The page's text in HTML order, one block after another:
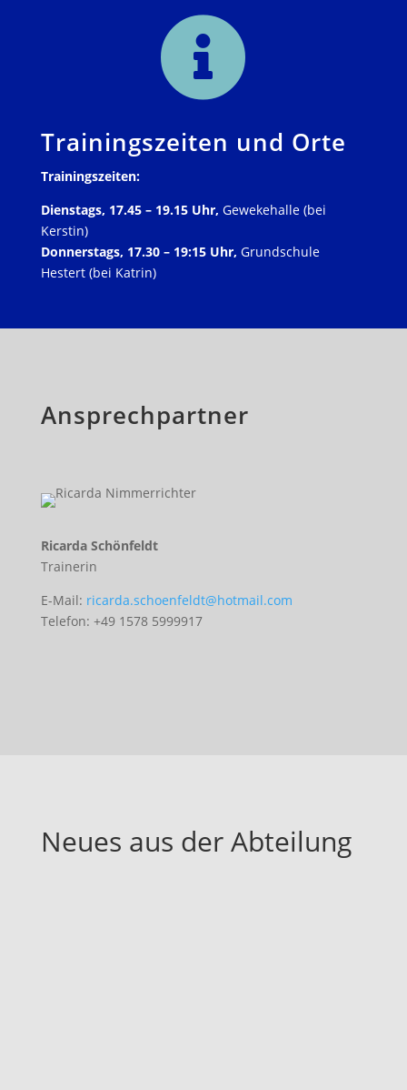

Trainingszeiten und Orte
Trainingszeiten:
Dienstags, 17.45 – 19.15 Uhr, Gewekehalle (bei
Kerstin)
Donnerstags, 17.30 – 19:15 Uhr, Grundschule
Hestert (bei Katrin)
Ansprechpartner
Ricarda Schönfeldt
Trainerin
E-Mail: ricarda.schoenfeldt@hotmail.com
Telefon: +49 1578 5999917
Neues aus der Abteilung